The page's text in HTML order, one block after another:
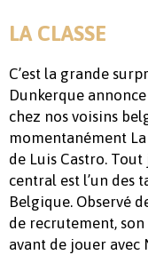
LA CLASSE
C’est la grande
Dunkerque
chez nos voisins
momentanément
de Luis Castro.
central est l’un des
Belgique. Observé
de recrutement, son
avant de jouer avec